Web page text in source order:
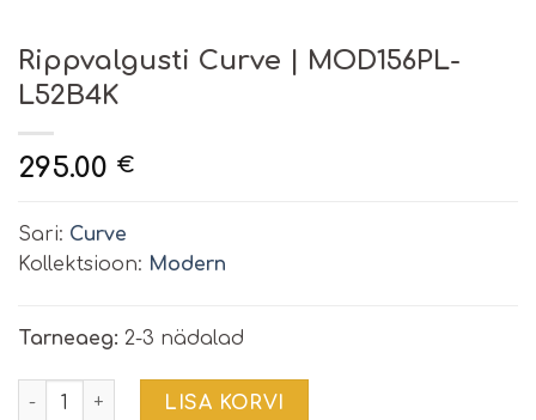
Rippvalgusti Curve | MOD156PL-
L52B4K
295.00 €
Sari: Curve
Kollektsioon: Modern
Tarneaeg: 2-3 nädalad
Rippvalgusti Curve | MOD156PL-L52B4K kogus
LISA KORVI